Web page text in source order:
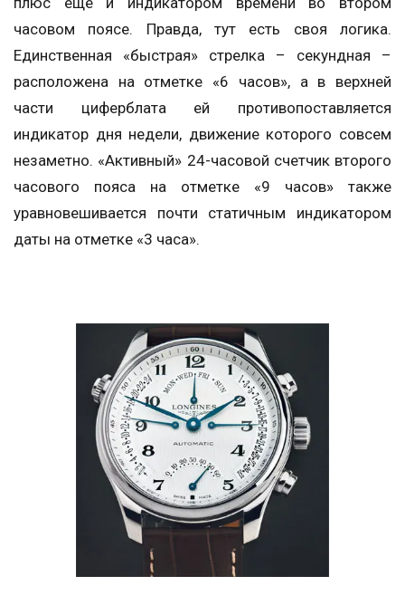
часовом поясе. Правда, тут есть своя логика.
Единственная «быстрая» стрелка – секундная –
расположена на отметке «6 часов», а в верхней
части циферблата ей противопоставляется
индикатор дня недели, движение которого совсем
незаметно. «Активный» 24-часовой счетчик второго
часового пояса на отметке «9 часов» также
уравновешивается почти статичным индикатором
даты на отметке «3 часа».